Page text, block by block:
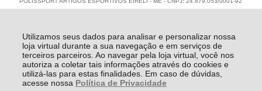
Utilizamos seus dados para analisar e personalizar nossa
loja virtual durante a sua navegação e em serviços de
terceiros parceiros. Ao navegar pela loja virtual, você nos
autoriza a coletar tais informações através do cookies e
utilizá-las para estas finalidades. Em caso de dúvidas,
acesse nossa Política de Privacidade